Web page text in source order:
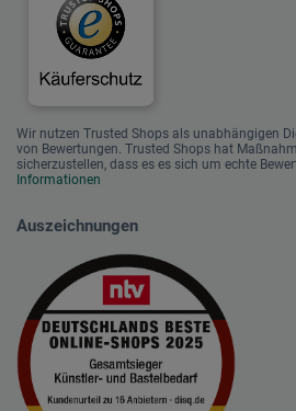
Wir nutzen Trusted Shops als unabhängigen
von Bewertungen. Trusted Shops hat
sicherzustellen, dass es es sich um echte
Informationen
Auszeichnungen